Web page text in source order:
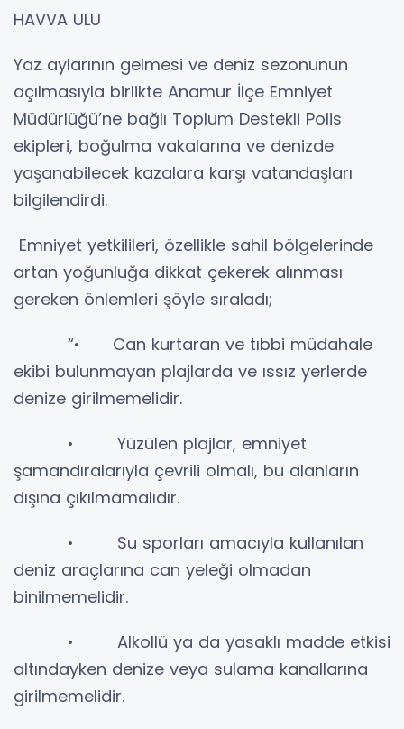
HAVVA ULU
Yaz aylarının gelmesi ve deniz sezonunun
açılmasıyla birlikte Anamur İlçe Emniyet
Müdürlüğü’ne bağlı Toplum Destekli Polis
ekipleri, boğulma vakalarına ve denizde
yaşanabilecek kazalara karşı vatandaşları
bilgilendirdi.
Emniyet yetkilileri, özellikle sahil bölgelerinde
artan yoğunluğa dikkat çekerek alınması
gereken önlemleri şöyle sıraladı;
“• Can kurtaran ve tıbbi müdahale
ekibi bulunmayan plajlarda ve ıssız yerlerde
denize girilmemelidir.
• Yüzülen plajlar, emniyet
şamandıralarıyla çevrili olmalı, bu alanların
dışına çıkılmamalıdır.
• Su sporları amacıyla kullanılan
deniz araçlarına can yeleği olmadan
binilmemelidir.
• Alkollü ya da yasaklı madde etkisi
altındayken denize veya sulama kanallarına
girilmemelidir.